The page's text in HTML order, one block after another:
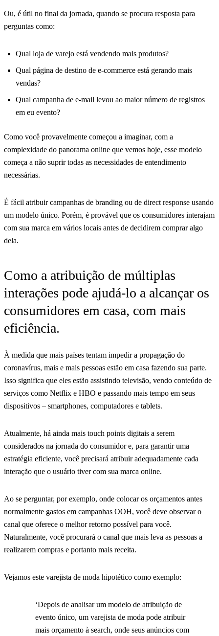
Ou, é útil no final da jornada, quando se procura resposta para
perguntas como:
Qual loja de varejo está vendendo mais produtos?
Qual página de destino de e-commerce está gerando mais
vendas?
Qual campanha de e-mail levou ao maior número de registros
em eu evento?
Como você provavelmente começou a imaginar, com a
complexidade do panorama online que vemos hoje, esse modelo
começa a não suprir todas as necessidades de entendimento
necessárias.
É fácil atribuir campanhas de branding ou de direct response usando
um modelo único. Porém, é provável que os consumidores interajam
com sua marca em vários locais antes de decidirem comprar algo
dela.
Como a atribuição de múltiplas
interações pode ajudá-lo a alcançar os
consumidores em casa, com mais
eficiência.
À medida que mais países tentam impedir a propagação do
coronavírus, mais e mais pessoas estão em casa fazendo sua parte.
Isso significa que eles estão assistindo televisão, vendo conteúdo de
serviços como Netflix e HBO e passando mais tempo em seus
dispositivos – smartphones, computadores e tablets.
Atualmente, há ainda mais touch points digitais a serem
considerados na jornada do consumidor e, para garantir uma
estratégia eficiente, você precisará atribuir adequadamente cada
interação que o usuário tiver com sua marca online.
Ao se perguntar, por exemplo, onde colocar os orçamentos antes
normalmente gastos em campanhas OOH, você deve observar o
canal que oferece o melhor retorno possível para você.
Naturalmente, você procurará o canal que mais leva as pessoas a
realizarem compras e portanto mais receita.
Vejamos este varejista de moda hipotético como exemplo:
‘Depois de analisar um modelo de atribuição de
evento único, um varejista de moda pode atribuir
mais orçamento à search, onde seus anúncios com